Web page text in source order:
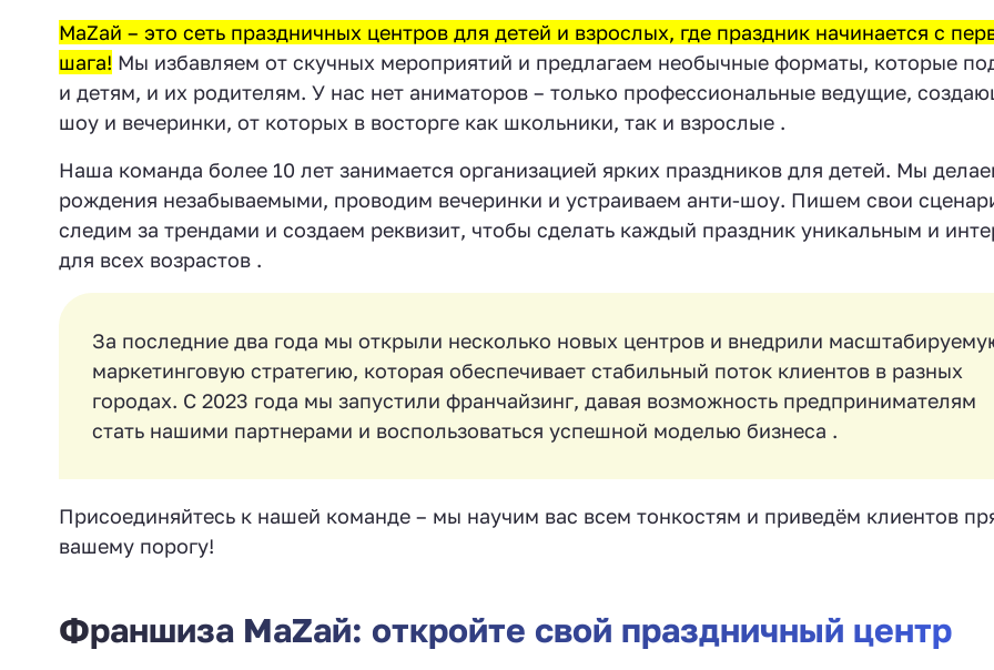
МаZай – это сеть праздничных центров для детей и взрослых, где праздник начинается с
шага! Мы избавляем от скучных мероприятий и предлагаем необычные форматы, которые
и детям, и их родителям. У нас нет аниматоров – только профессиональные ведущие,
шоу и вечеринки, от которых в восторге как школьники, так и взрослые .
Наша команда более 10 лет занимается организацией ярких праздников для детей. Мы
рождения незабываемыми, проводим вечеринки и устраиваем анти-шоу. Пишем свои
следим за трендами и создаем реквизит, чтобы сделать каждый праздник уникальным и
для всех возрастов .
За последние два года мы открыли несколько новых центров и внедрили
маркетинговую стратегию, которая обеспечивает стабильный поток клиентов в разных
городах. С 2023 года мы запустили франчайзинг, давая возможность предпринимателям
стать нашими партнерами и воспользоваться успешной моделью бизнеса .
Присоединяйтесь к нашей команде – мы научим вас всем тонкостям и приведём клиентов
вашему порогу!
Франшиза МаZaй: откройте свой праздничный центр